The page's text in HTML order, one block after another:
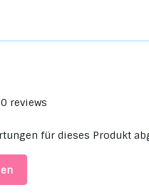
reviews
für dieses Produkt